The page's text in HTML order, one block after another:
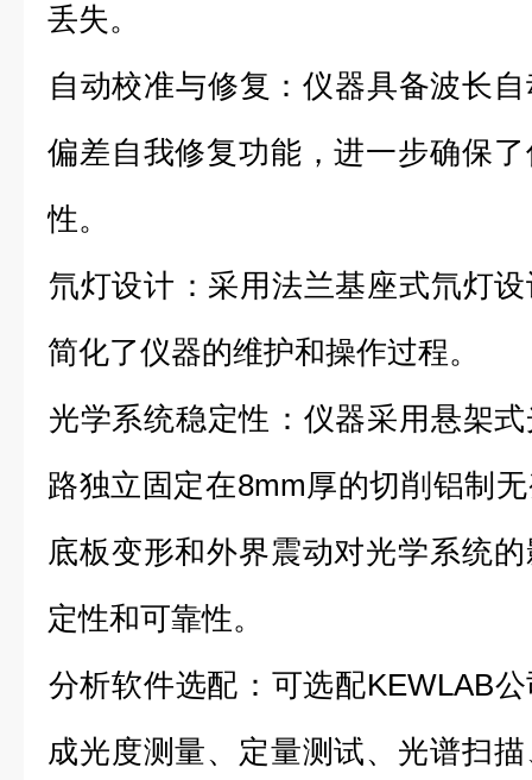
丢失‌。
自动校准与修复：仪器具备波长
偏差自我修复功能，进一步确保
性。
氘灯设计‌：采用法兰基座式氘灯
简化了仪器的维护和操作过程‌。
光学系统稳定性‌：仪器采用悬架
路独立固定在8mm厚的切削铝制
底板变形和外界震动对光学系统
定性和可靠性。
分析软件选配‌：可选配KEWLAB
成光度测量、定量测试、光谱扫